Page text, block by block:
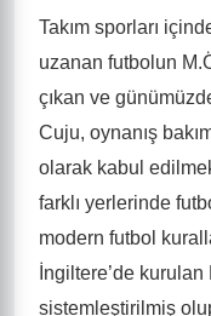
Takım sporları
uzanan futbolun
çıkan ve
Cuju, oynanış
olarak kabul
farklı yerlerinde
modern futbol
İngiltere’de
sistemleştirilmiş